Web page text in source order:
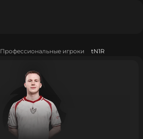
Профессиональные игроки tN1R